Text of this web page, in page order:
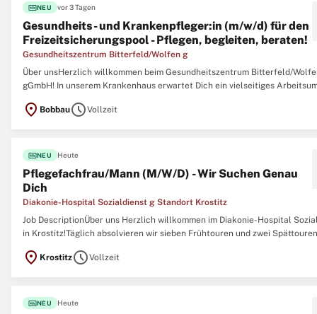
fiber_newNEU vor 3 Tagen
Gesundheits- und Krankenpfleger:in (m/w/d) für den
Freizeitsicherungspool - Pflegen, begleiten, beraten!
Gesundheitszentrum Bitterfeld/Wolfen g
Über unsHerzlich willkommen beim Gesundheitszentrum Bitterfeld/
gGmbH! In unserem Krankenhaus erwartet Dich ein vielseitiges
jährlich etwa 14.900 stationäre und 17.000 ambulante Patient:innen in
location_on BobbauscheduleVollzeit
fiber_newNEU Heute
Pflegefachfrau/Mann (M/W/D) - Wir Suchen Genau
Dich
Diakonie-Hospital Sozialdienst g Standort Krostitz
Job DescriptionÜber uns Herzlich willkommen im Diakonie-Hospital
in Krostitz!Täglich absolvieren wir sieben Frühtouren und zwei
Betreuung zu bieten. Führerschein der Klasse B\ N Sie bringen eine ...
location_on KrostitzscheduleVollzeit
fiber_newNEU Heute